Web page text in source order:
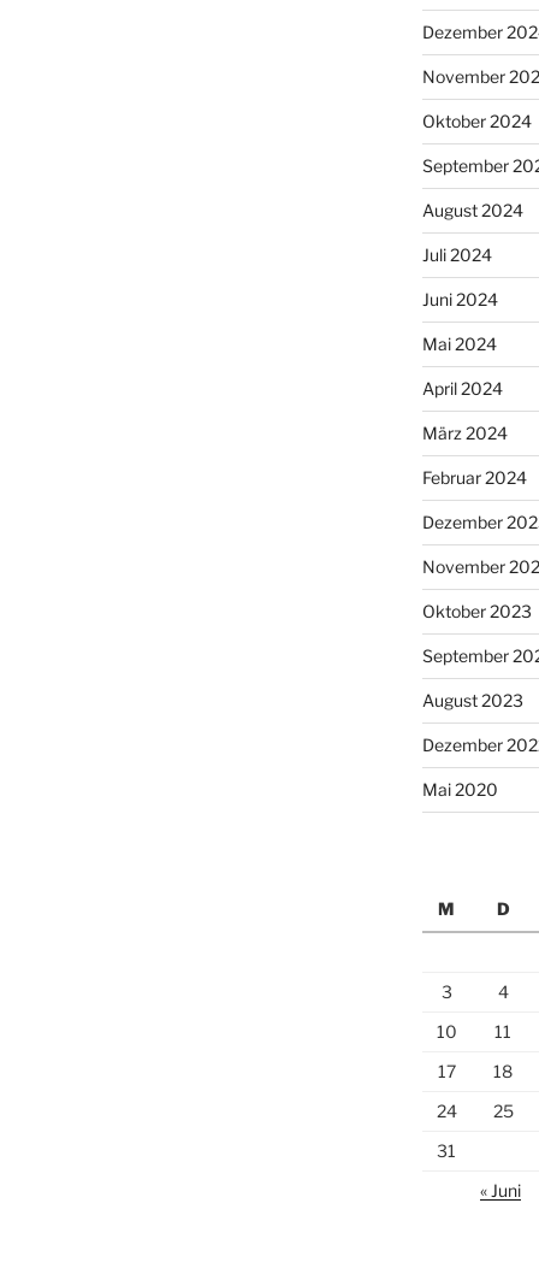
Dezember
November
Oktober 2024
September
August 2024
Juli 2024
Juni 2024
Mai 2024
April 2024
März 2024
Februar 2024
Dezember
November
Oktober 2023
September
August 2023
Dezember
Mai 2020
M
D
3
4
10
11
17
18
24
25
31
« Juni